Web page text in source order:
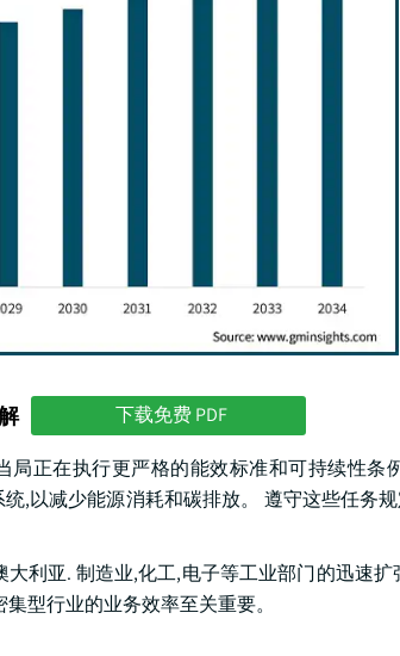
下载免费 PDF
局正在执行更严格的能效标准和可持续性条
,以减少能源消耗和碳排放。 遵守这些任务
利亚. 制造业,化工,电子等工业部门的迅速
型行业的业务效率至关重要。